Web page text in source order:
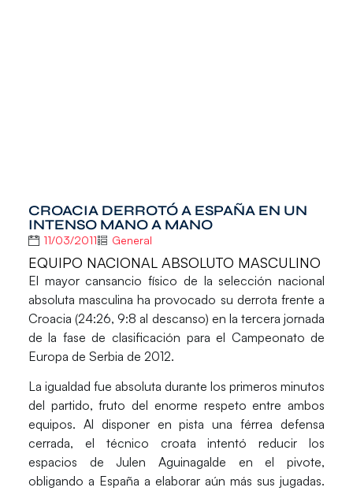
CROACIA DERROTÓ A ESPAÑA EN UN
INTENSO MANO A MANO
11/03/2011 General
EQUIPO NACIONAL ABSOLUTO MASCULINO
El mayor cansancio físico de la selección nacional
absoluta masculina ha provocado su derrota frente a
Croacia (24:26, 9:8 al descanso) en la tercera jornada
de la fase de clasificación para el Campeonato de
Europa de Serbia de 2012.
La igualdad fue absoluta durante los primeros minutos
del partido, fruto del enorme respeto entre ambos
equipos. Al disponer en pista una férrea defensa
cerrada, el técnico croata intentó reducir los
espacios de Julen Aguinagalde en el pivote,
obligando a España a elaborar aún más sus jugadas.